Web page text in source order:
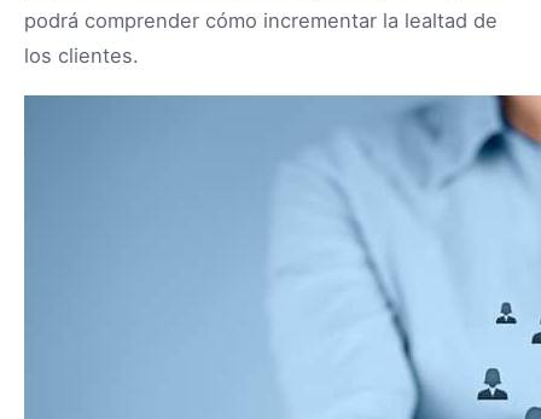
podrá comprender cómo incrementar la lealtad de
los clientes.